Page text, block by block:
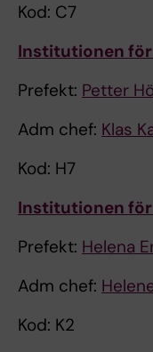
Kod: C7
Institutionen
Prefekt: Petter
Adm chef: Klas
Kod: H7
Institutionen
Prefekt: Helena
Adm chef:
Kod: K2